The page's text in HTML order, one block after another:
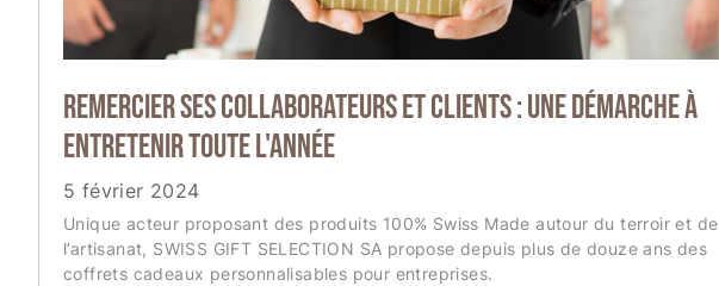
Remercier ses collaborateurs et clients : une démarche à
entretenir toute l'année
5 février 2024
Unique acteur proposant des produits 100% Swiss Made autour du terroir et de
l’artisanat, SWISS GIFT SELECTION SA propose depuis plus de douze ans des
coffrets cadeaux personnalisables pour entreprises.